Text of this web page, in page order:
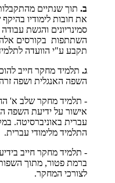
ב. תוך שנתיים
סמינריונים והגשת
השתתפות בקורסים
תקבע ע"י הוועדה
ג. תלמיד מחקר חייב
השפה האנגלית ושפה
- תלמיד מחקר שלב א'
אישור על ידיעת השפה
עברית באוניברסיטה.
התלמיד מלימודי עברית.
- תלמיד מחקר חייב
ברמת פטור, מתוך
לצורכי המחקר.